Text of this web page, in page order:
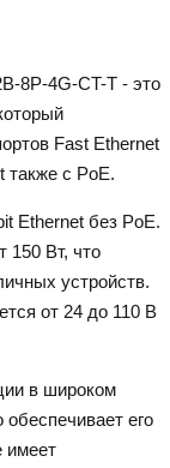
8P-4G-CT-T - это
Fast Ethernet
также с PoE.
Ethernet без PoE.
150 Вт, что
устройств.
от 24 до 110 В
в широком
его
имеет